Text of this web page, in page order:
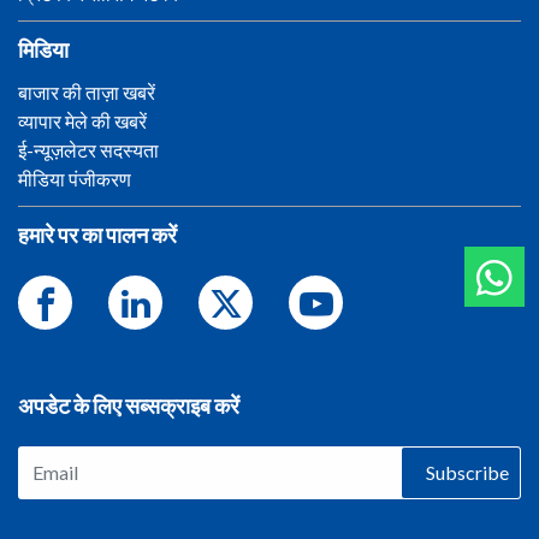
मिडिया
बाजार की ताज़ा खबरें
व्यापार मेले की खबरें
ई-न्यूज़लेटर सदस्यता
मीडिया पंजीकरण
हमारे पर का पालन करें
अपडेट के लिए सब्सक्राइब करें
Subscribe